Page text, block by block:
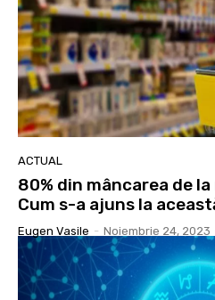
ACTUAL
80% din mâncarea de
Cum s-a ajuns la
Eugen Vasile - Noiembrie 24, 2023